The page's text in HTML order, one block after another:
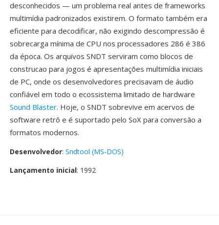
desconhecidos — um problema real antes de frameworks
multimídia padronizados existirem. O formato também era
eficiente para decodificar, não exigindo descompressão é
sobrecarga mínima de CPU nos processadores 286 é 386
da época. Os arquivos SNDT serviram como blocos de
construcao para jogos é apresentações multimídia iniciais
de PC, onde os desenvolvedores precisavam de áudio
confiável em todo o ecossistema limitado de hardware
Sound Blaster. Hoje, o SNDT sobrevive em acervos de
software retrô e é suportado pelo SoX para conversão a
formatos modernos.
Desenvolvedor: Sndtool (MS-DOS)
Lançamento inicial: 1992